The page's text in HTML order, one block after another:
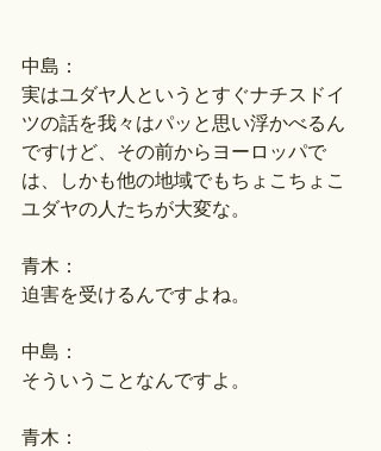
中島：
実はユダヤ人というとすぐナチスドイ
ツの話を我々はパッと思い浮かべるん
ですけど、その前からヨーロッパで
は、しかも他の地域でもちょこちょこ
ユダヤの人たちが大変な。
青木：
迫害を受けるんですよね。
中島：
そういうことなんですよ。
青木：